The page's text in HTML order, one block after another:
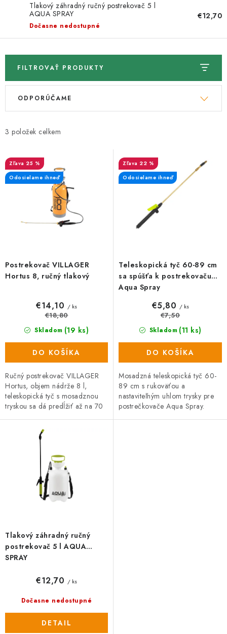
Tlakový záhradný ručný postrekovač 5 l
AQUA SPRAY
Dočasne nedostupné
€12,70
FILTROVAŤ PRODUKTY
V
i
p
r
o
v
3
R
e
i
e
k
t
ODPORÚČAME
Postrekovač VILLAGER
Hortus 8, ručný tlakový
25 %
Odosielame ihneď
Skladom (19 ks)
€14,10 / ks
€18,80
DO KOŠÍKA
Ručný postrekovač VILLAGER
Hortus, objem nádrže 8 l,
teleskopická tyč s mosadznou
tryskou sa dá predĺžiť až na 70
manipuláciu...
Teleskopická tyč 60-89 cm
sa spúšťa k postrekovaču
Aqua Spray
22 %
Odosielame ihneď
Skladom (11 ks)
€5,80 / ks
€7,50
DO KOŠÍKA
Mosadzná teleskopická tyč 60-
89 cm s rukoväťou a
nastaviteľným uhlom trysky pre
postrečkovače Aqua Spray.
Tlakový záhradný ručný
postrekovač 5 l AQUA
SPRAY
Dočasne nedostupné
€12,70 / ks
DETAIL